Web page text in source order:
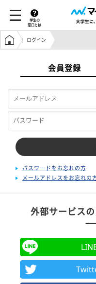
学生の
窓口とは
学生の窓口トップ
ログイン
会員登録
パスワードをお忘れの方
メールアドレスをお忘れの
外部サービス